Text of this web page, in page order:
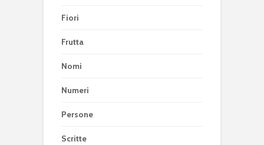
Fiori
Frutta
Nomi
Numeri
Persone
Scritte